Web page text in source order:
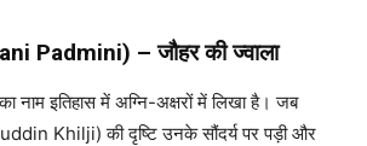
Padmini) – जौहर की ज्वाला
का नाम इतिहास में अग्नि-अक्षरों में लिखा है। जब
Khilji) की दृष्टि उनके सौंदर्य पर पड़ी और